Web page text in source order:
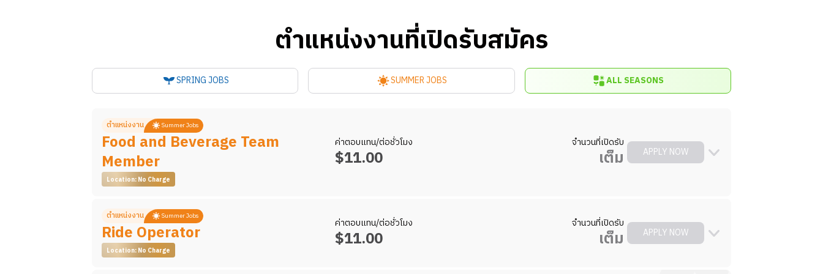
ตำแหน่งงานที่เปิดรับสมัคร
SPRING JOBS SUMMER JOBS ALL SEASONS
ตำแหน่งงาน Summer Jobs
Food and Beverage Team
Member
Location: No Charge
ค่าตอบแทน/ต่อชั่วโมง
$11.00
จำนวนที่เปิดรับ
เต็ม APPLY NOW
รายละเอียดงาน
Food and Beverage Team Member
คือพนักงานในส่วนร้านอาหารที่ผ่านการฝึกอบรมให้สามารถดูแลความเรียบร้อยในการปฏิบัติงานตามมาตรฐานและ
ความปลอดภัยต่าง ๆ ในจุดบริการที่ได้รับมอบหมาย และยังต้องดูแลความสะอาดภายในสวนสนุก ไม่ว่าจะเป็นบริเวณที่ลูกค้าเข้ามาใช้บริการและในส่วนพื้นที่หลัง
ร้าน ในขณะเดียวกันต้องรักษามาตรฐานการให้บริการลูกค้าให้เป็นเลิศและเกินความคาดหมาย ไม่ว่าจะเป็นการรับออเดอร์ การเตรียมและจัดการคำสั่งซื้อของลูกค้า
ตำแหน่งงาน Summer Jobs
Ride Operator
Location: No Charge
ค่าตอบแทน/ต่อชั่วโมง
$11.00
จำนวนที่เปิดรับ
เต็ม APPLY NOW